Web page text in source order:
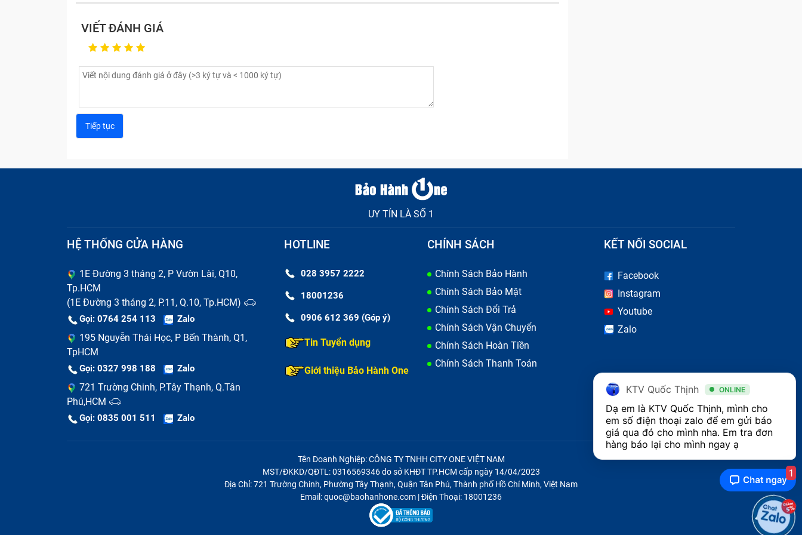
Lỗi màn hình đen:Máy tính đang mở nhưng màn hình không hiển thị, đèn numlock và capslock chớp nháy
Lỗi quạt tản nhiệt:Trong khi sử dụng, bạn thấy quạt tản nhiệt của máy kêu to bất thường, máy nhanh nóng
lên và tự tắt nguồn.
VIẾT ĐÁNH GIÁ
UY TÍN LÀ SỐ 1
HỆ THỐNG CỬA HÀNG
1E Đường 3 tháng 2, P Vườn Lài, Q10,
Tp.HCM
(1E Đường 3 tháng 2, P.11, Q.10, Tp.HCM)
Gọi: 0764 254 113 Zalo
195 Nguyễn Thái Học, P Bến Thành, Q1,
TpHCM
Gọi: 0327 998 188 Zalo
721 Trường Chinh, P.Tây Thạnh, Q.Tân
Phú,HCM
Gọi: 0835 001 511 Zalo
HOTLINE
028 3957 2222
18001236
0906 612 369 (Góp ý)
Tin Tuyển dụng
Giới thiệu Bảo Hành One
CHÍNH SÁCH
Chính Sách Bảo Hành
Chính Sách Bảo Mật
Chính Sách Đổi Trả
Chính Sách Vận Chuyển
Chính Sách Hoàn Tiền
Chính Sách Thanh Toán
KẾT NỐI SOCIAL
Facebook
Instagram
Youtube
Zalo
Tên Doanh Nghiệp: CÔNG TY TNHH CITY ONE VIỆT NAM
MST/ĐKKD/QĐTL: 0316569346 do sở KHĐT TP.HCM cấp ngày 14/04/2023
Địa Chỉ: 721 Trường Chinh, Phường Tây Thạnh, Quận Tân Phú, Thành phố Hồ Chí Minh, Việt Nam
Email: quoc@baohanhone.com | Điện Thoại: 18001236
KTV Quốc Thịnh ONLINE
Dạ em là KTV Quốc Thịnh, mình cho
em số điện thoại zalo để em gửi báo
giá qua đó cho mình nha. Em tra đơn
hàng báo lại cho mình ngay ạ
1